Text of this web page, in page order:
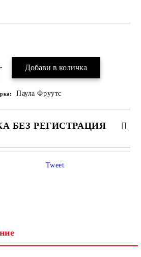
Паула Фруутс
БЕЗ РЕГИСТРАЦИЯ
ПОПЪЛНЕТЕ 1 ПОЛЕ
в рамките на работния ден.
Tweet